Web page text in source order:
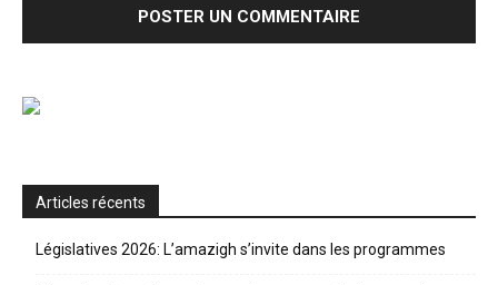
Articles récents
Législatives 2026: L’amazigh s’invite dans les programmes